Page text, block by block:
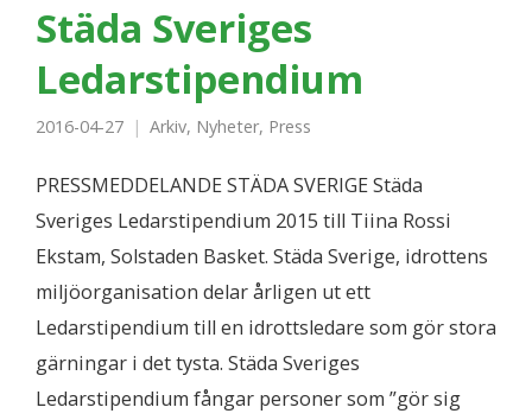
Städa Sveriges
Ledarstipendium
2016-04-27 Arkiv, Nyheter, Press
PRESSMEDDELANDE STÄDA SVERIGE Städa
Sveriges Ledarstipendium 2015 till Tiina Rossi
Ekstam, Solstaden Basket. Städa Sverige, idrottens
miljöorganisation delar årligen ut ett
Ledarstipendium till en idrottsledare som gör stora
gärningar i det tysta. Städa Sveriges
Ledarstipendium fångar personer som ”gör sig